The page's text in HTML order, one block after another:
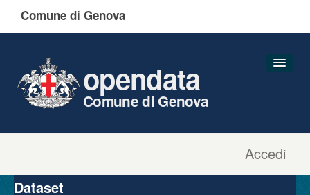
Comune di Genova
Accedi
opendata
Comune di Genova
Organizzazioni
Dataset